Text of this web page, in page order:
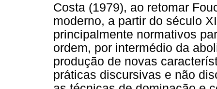
Costa (1979), ao retomar
moderno, a partir do século
principalmente normativos
ordem, por intermédio da
produção de novas
práticas discursivas e não